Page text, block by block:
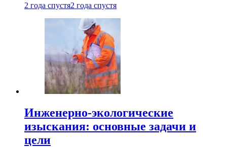
2 года спустя2 года спустя
Инженерно-экологические
изыскания: основные задачи и
цели